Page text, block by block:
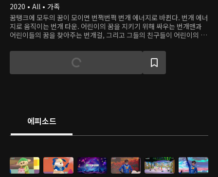
2020 • All • 가족
꿈탱크에 모두의 꿈이 모이면 번쩍번쩍 번개 에너지로 바뀐다. 번개 에너
지로 움직이는 번개 타운. 어린이의 꿈을 지키기 위해 싸우는 번개맨과
어린이들의 꿈을 찾아주는 번개걸, 그리고 그들의 친구들이 어린이의 꿈
에피소드